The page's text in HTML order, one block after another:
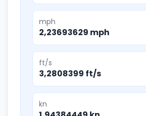
mph
2,23693629 mph
ft/s
3,2808399 ft/s
kn